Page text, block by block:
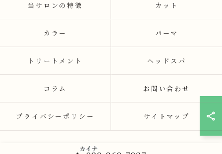
当サロンの特徴 カット
カラー パーマ
トリートメント ヘッドスパ
コラム お問い合わせ
プライバシーポリシー サイトマップ